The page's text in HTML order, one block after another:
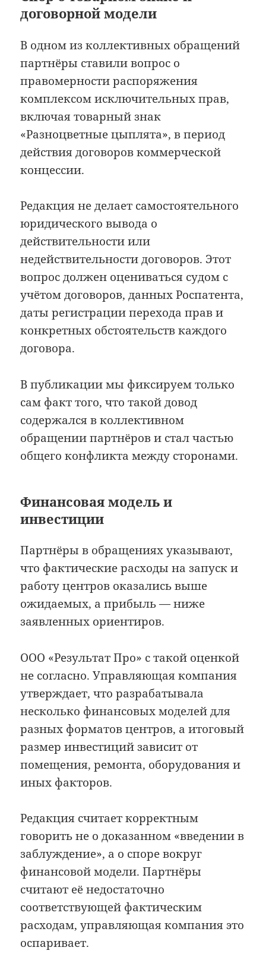
договорной модели
В одном из коллективных обращений
партнёры ставили вопрос о
правомерности распоряжения
комплексом исключительных прав,
включая товарный знак
«Разноцветные цыплята», в период
действия договоров коммерческой
концессии.
Редакция не делает самостоятельного
юридического вывода о
действительности или
недействительности договоров. Этот
вопрос должен оцениваться судом с
учётом договоров, данных Роспатента,
даты регистрации перехода прав и
конкретных обстоятельств каждого
договора.
В публикации мы фиксируем только
сам факт того, что такой довод
содержался в коллективном
обращении партнёров и стал частью
общего конфликта между сторонами.
Финансовая модель и
инвестиции
Партнёры в обращениях указывают,
что фактические расходы на запуск и
работу центров оказались выше
ожидаемых, а прибыль — ниже
заявленных ориентиров.
ООО «Результат Про» с такой оценкой
не согласно. Управляющая компания
утверждает, что разрабатывала
несколько финансовых моделей для
разных форматов центров, а итоговый
размер инвестиций зависит от
помещения, ремонта, оборудования и
иных факторов.
Редакция считает корректным
говорить не о доказанном «введении в
заблуждение», а о споре вокруг
финансовой модели. Партнёры
считают её недостаточно
соответствующей фактическим
расходам, управляющая компания это
оспаривает.